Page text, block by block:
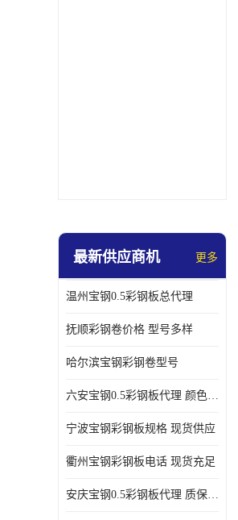
最新供应商机 更多
温州宝钢0.5彩钢板总代理
抚顺彩钢卷价格 型号多样
哈尔滨宝钢彩钢卷型号
六安宝钢0.5彩钢板代理 颜色定制
宁波宝钢彩钢板规格 现货供应
衢州宝钢彩钢板电话 现货充足
安庆宝钢0.5彩钢板代理 质保十年起